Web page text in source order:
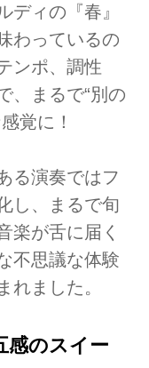
ディの『春』
わっているの
ンポ、調性
、まるで“別の
覚に！
る演奏ではフ
し、まるで旬
楽が舌に届く
不思議な体験
れました。
感のスイー